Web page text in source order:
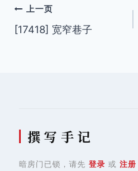
文
章
上一页
[17418] 宽窄巷子
撰 写 手 记
暗房门已锁，请先 登录 或 注册